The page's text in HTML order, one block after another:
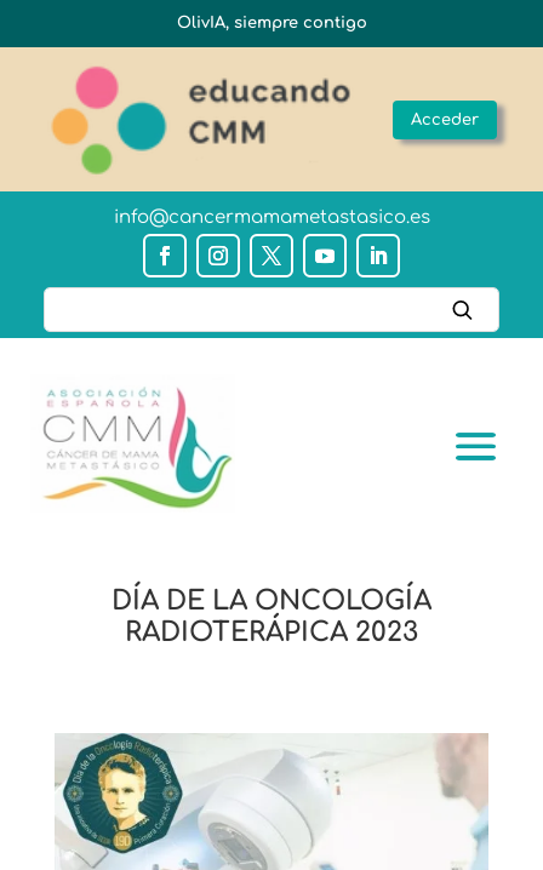
OlivIA, siempre contigo
Acceder
info@cancermamametastasico.es
DÍA DE LA ONCOLOGÍA
RADIOTERÁPICA 2023